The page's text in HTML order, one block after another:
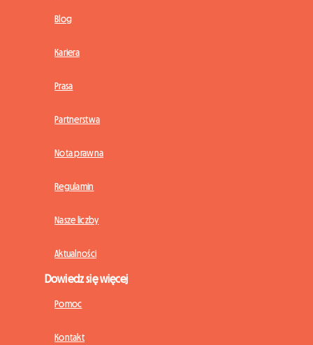
Blog
Kariera
Prasa
Partnerstwa
Nota prawna
Regulamin
Nasze liczby
Aktualności
Dowiedz się więcej
Pomoc
Kontakt